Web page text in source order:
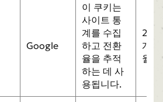
Google
이 쿠키는
사이트 통
계를 수집
하고 전환
율을 추적
하는 데 사
용됩니다.
2
개
월